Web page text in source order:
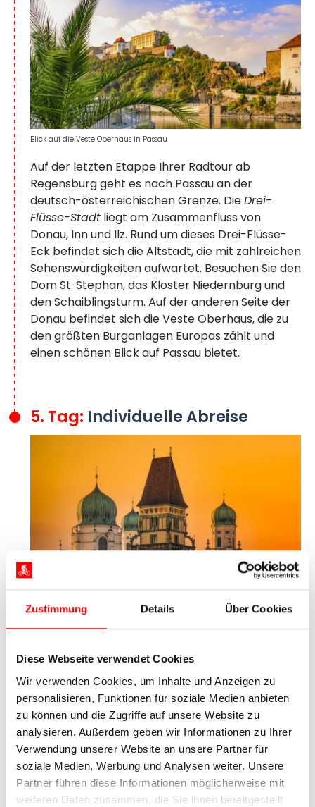
Zustimmung Details Über Cookies
Diese Webseite verwendet Cookies
Wir verwenden Cookies, um Inhalte und Anzeigen zu
personalisieren, Funktionen für soziale Medien anbieten
zu können und die Zugriffe auf unsere Website zu
analysieren. Außerdem geben wir Informationen zu Ihrer
Verwendung unserer Website an unsere Partner für
soziale Medien, Werbung und Analysen weiter. Unsere
Partner führen diese Informationen möglicherweise mit
weiteren Daten zusammen, die Sie ihnen bereitgestellt
Auf der letzten Etappe Ihrer Radtour ab
Regensburg geht es nach Passau an der
deutsch-österreichischen Grenze. DieDrei-
Flüsse-Stadt liegt am Zusammenfluss von
Donau, Inn und Ilz. Rund um dieses Drei-Flüsse-
Eck befindet sich die Altstadt, die mit zahlreichen
Sehenswürdigkeiten aufwartet. Besuchen Sie den
Dom St. Stephan, das Kloster Niedernburg und
den Schaiblingsturm. Auf der anderen Seite der
Donau befindet sich die Veste Oberhaus, die zu
den größten Burganlagen Europas zählt und
einen schönen Blick auf Passau bietet.
Blick auf die Veste Oberhaus in Passau
5. Tag: Individuelle Abreise
Regensburg nach Passau bereits. Gerne
verlängern wir Ihren Aufenthalt in Regensburg
oder Passau mit einer Zusatznacht.
Blick auf die Stadtpfarrkirche St. Paul und den Dom St. Stephan in Passau
Termine / Preise /
Leistungen